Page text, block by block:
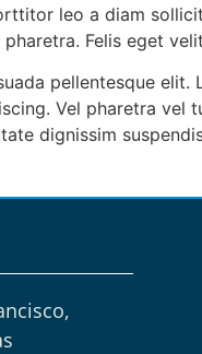
leo a diam
Felis eget
pellentesque
Vel pharetra vel
dignissim